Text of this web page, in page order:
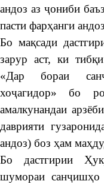
андоз аз ҷониби
пасти фарҳанги
Бо мақсади
зарур аст, ки
«Дар бораи
хоҷагидор» бо
амалкунандаи
даврияти
андоз) боз ҳам
Бо дастгирии
шумораи санҷишҳо